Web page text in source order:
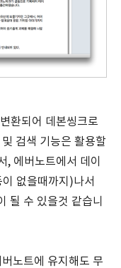
환되어 데본씽크로
검색 기능은 활용할
, 에버노트에서 데이
없을때까지)나서
될 수 있을것 같습니
노트에 유지해도 무